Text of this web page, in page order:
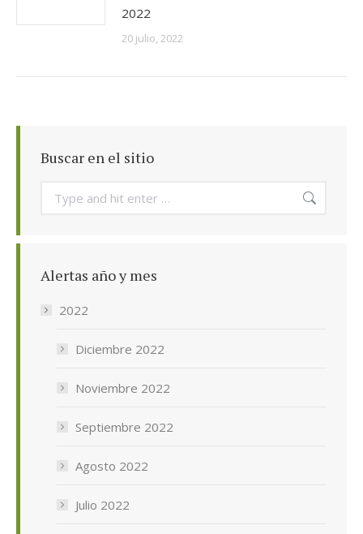
2022
20 julio, 2022
Buscar en el sitio
Search:
Alertas año y mes
2022
Diciembre 2022
Noviembre 2022
Septiembre 2022
Agosto 2022
Julio 2022